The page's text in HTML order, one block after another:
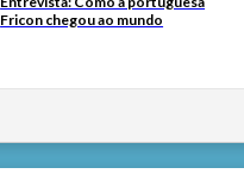
Fricon chegou ao mundo